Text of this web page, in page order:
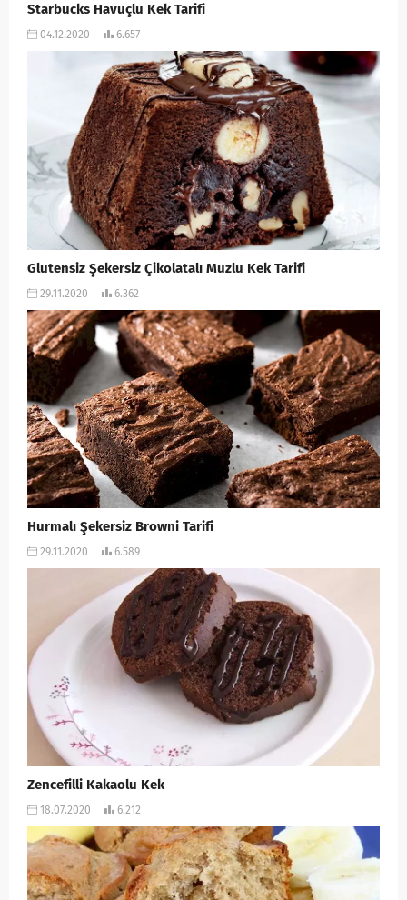
Starbucks Havuçlu Kek Tarifi
04.12.2020 6.657
Glutensiz Şekersiz Çikolatalı Muzlu Kek Tarifi
29.11.2020 6.362
Hurmalı Şekersiz Browni Tarifi
29.11.2020 6.589
Zencefilli Kakaolu Kek
18.07.2020 6.212